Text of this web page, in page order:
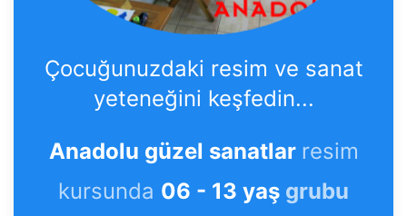
Çocuğunuzdaki resim ve sanat
yeteneğini keşfedin...
Anadolu güzel sanatlar resim
kursunda 06 - 13 yaş grubu